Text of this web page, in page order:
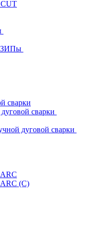
ЗИПы
сварки
сварки
дуговой сварки
(С)